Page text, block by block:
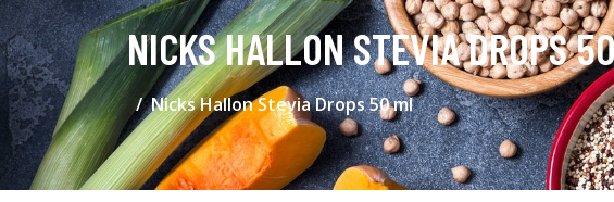
NICKS HALLON STEVIA DROPS
Nicks Hallon Stevia Drops 50 ml